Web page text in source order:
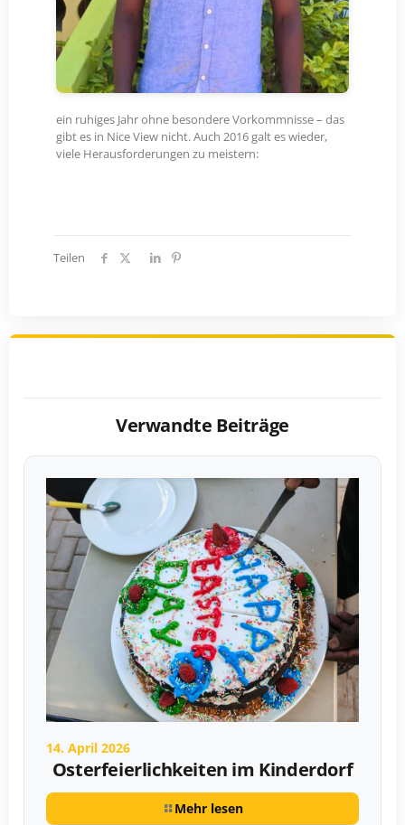
ein ruhiges Jahr ohne besondere Vorkommnisse – das
gibt es in Nice View nicht. Auch 2016 galt es wieder,
viele Herausforderungen zu meistern:
Teilen
Verwandte Beiträge
14. April 2026
Osterfeierlichkeiten im Kinderdorf
Mehr lesen